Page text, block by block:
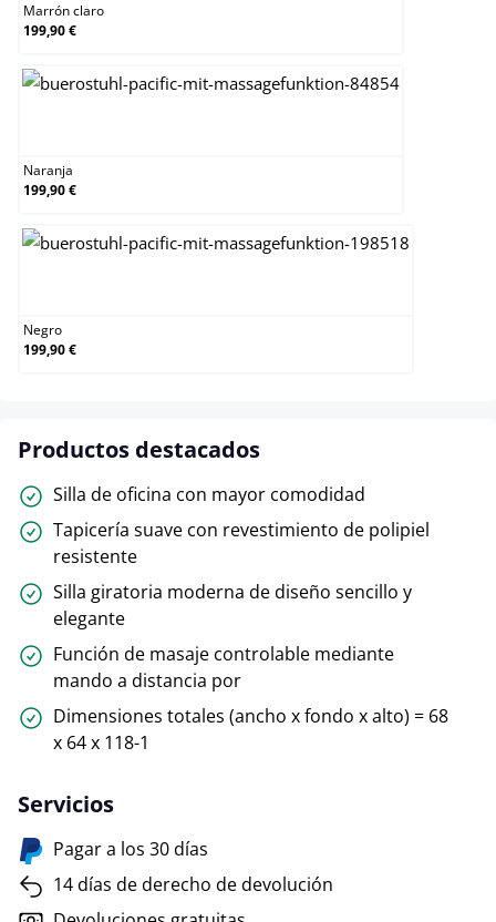
Marrón claro
199,90 €
Naranja
199,90 €
Negro
199,90 €
Productos destacados
Silla de oficina con mayor comodidad
Tapicería suave con revestimiento de polipiel
resistente
Silla giratoria moderna de diseño sencillo y
elegante
Función de masaje controlable mediante
mando a distancia por
Dimensiones totales (ancho x fondo x alto) = 68
x 64 x 118-1
Servicios
Pagar a los 30 días
14 días de derecho de devolución